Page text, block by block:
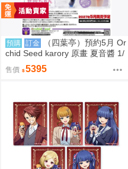
預購 訂金
（四葉亭）預約5月 Or
chid Seed karory 原畫 夏音醬 1/
6 PVC 0917
售價 5395